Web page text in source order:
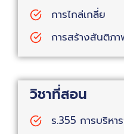
การไกล่เกลี่ย
การสร้างสันติภ
วิชาที่สอน
ร.355 การบริห